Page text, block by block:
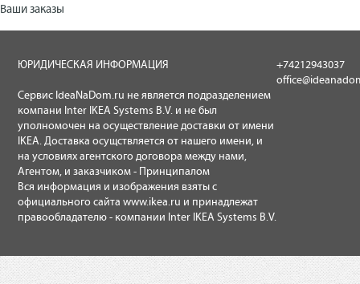
Ваши заказы
ЮРИДИЧЕСКАЯ ИНФОРМАЦИЯ
Сервис IdeaNaDom.ru не является подразделением
компани Inter IKEA Systems B.V. и не был
уполномочен на осуществление доставки от имени
IKEA. Доставка осущствляется от нашего имени, и
на условиях агентского договора между нами,
Агентом, и заказчиком - Принципалом
Вся информация и изображения взяты с
официального сайта www.ikea.ru и принадлежат
правообладателю - компании Inter IKEA Systems B.V.
+74212943037